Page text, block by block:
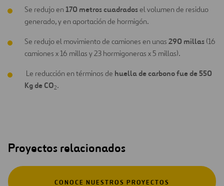
Se redujo en 170 metros cuadrados el volumen de residuo
generado, y en aportación de hormigón.
Se redujo el movimiento de camiones en unas 290 millas (16
camiones x 16 millas y 23 hormigoneras x 5 millas).
Le reducción en términos de huella de carbono fue de 550
Kg de CO2.
Proyectos relacionados
CONOCE NUESTROS PROYECTOS